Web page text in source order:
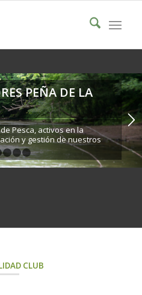
PEÑA DE LA
Pesca, activos en la
y gestión de nuestros
1 2 3 4 5
CLUB